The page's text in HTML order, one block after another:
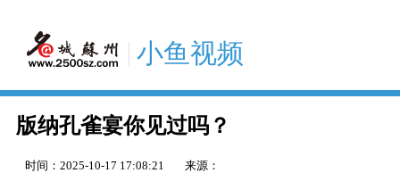
小鱼视频
版纳孔雀宴你见过吗？
时间： 2025-10-17 17:08:21 来源：